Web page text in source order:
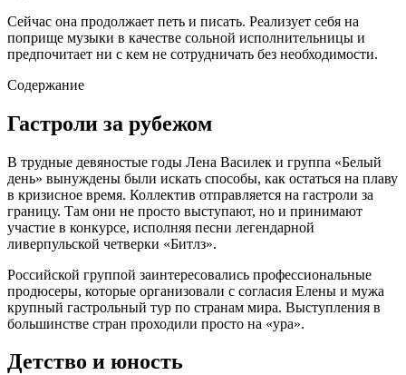
Сейчас она продолжает петь и писать. Реализует себя на
поприще музыки в качестве сольной исполнительницы и
предпочитает ни с кем не сотрудничать без необходимости.
Содержание
Гастроли за рубежом
В трудные девяностые годы Лена Василек и группа «Белый
день» вынуждены были искать способы, как остаться на плаву
в кризисное время. Коллектив отправляется на гастроли за
границу. Там они не просто выступают, но и принимают
участие в конкурсе, исполняя песни легендарной
ливерпульской четверки «Битлз».
Российской группой заинтересовались профессиональные
продюсеры, которые организовали с согласия Елены и мужа
крупный гастрольный тур по странам мира. Выступления в
большинстве стран проходили просто на «ура».
Детство и юность